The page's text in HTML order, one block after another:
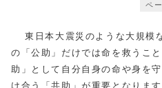
ペ
東日本大震災のような大規模
の「公助」だけでは命を救うこ
助」として自分自身の命や身を
け合う「共助」が重要となりま